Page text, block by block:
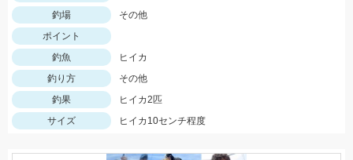
釣場
その他
ポイント
釣魚
ヒイカ
釣り方
その他
釣果
ヒイカ2匹
サイズ
ヒイカ10センチ程度